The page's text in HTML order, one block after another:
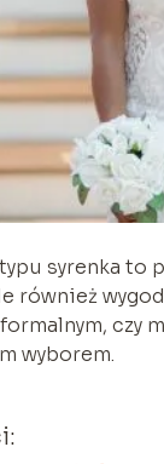
syrenka to
również
czy
wyborem.